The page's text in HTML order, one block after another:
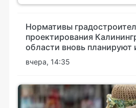
Нормативы
проектирования
области вновь планируют
вчера, 14:35